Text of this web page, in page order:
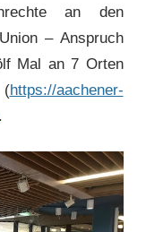
an den
– Anspruch
Mal an 7 Orten
https://aachener-